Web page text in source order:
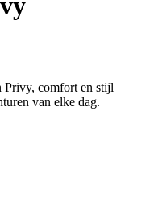
Privy, comfort en stijl
van elke dag.